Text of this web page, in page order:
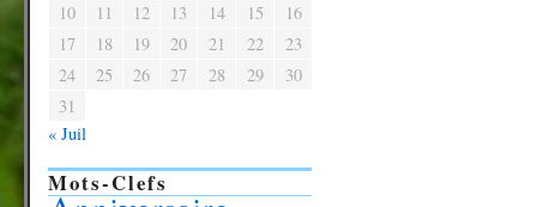
10
11 12 13 14 15
16
17
18 19 20 21 22
23
24
25 26 27 28 29
30
31
« Juil
Mots-Clefs